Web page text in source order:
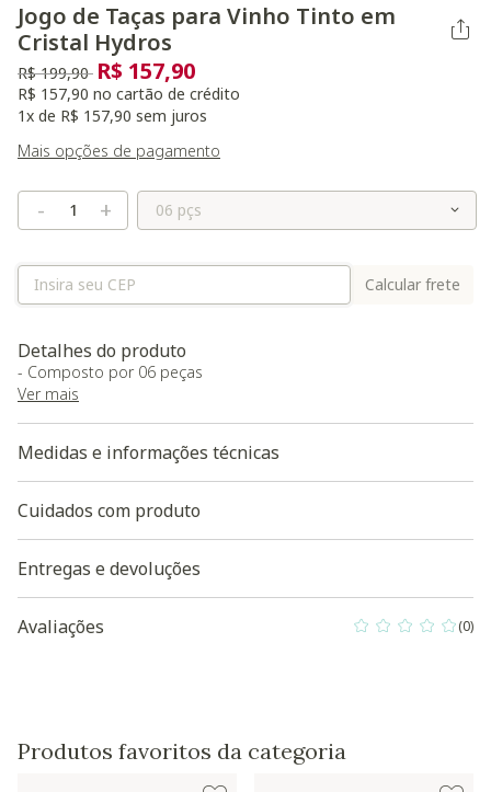
Jogo de Taças para Vinho Tinto em
Cristal Hydros
Preço reduzido de
R$ 199,90 para
R$ 157,90
R$ 157,90 no cartão de crédito
1x de R$ 157,90 sem juros
Mais opções de pagamento
- + Selecione o Tamanho
Calcular frete
Detalhes do produto
- Composto por 06 peças
Ver mais
Medidas e informações técnicas
Cuidados com produto
Entregas e devoluções
Avaliações 0 out of 5 (0)
Produtos favoritos da categoria